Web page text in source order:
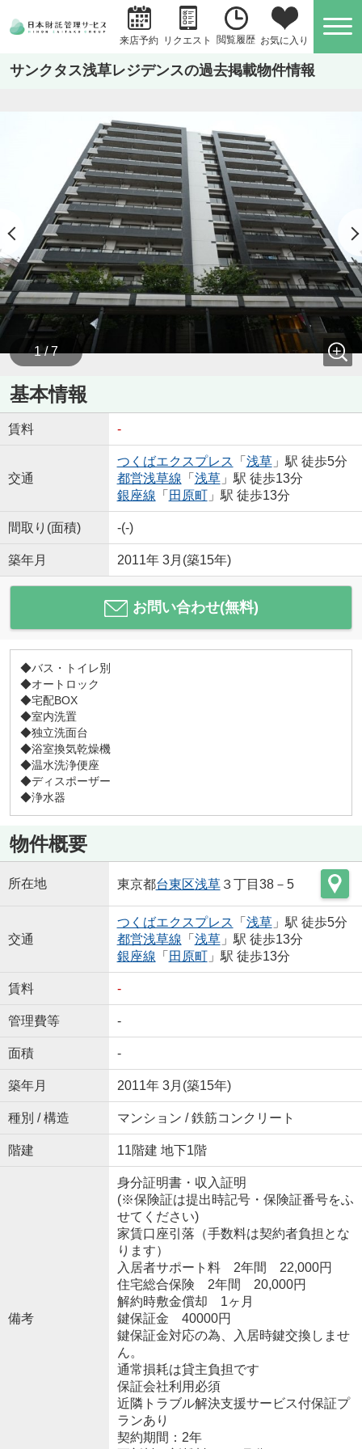
来店予約 リクエスト 閲覧履歴 お気に入り
サンクタス浅草レジデンスの過去掲載物件情報
1 / 7
基本情報
賃料 -
交通
つくばエクスプレス 「 浅草」駅 徒歩5分
都営浅草線 「 浅草」駅 徒歩13分
銀座線 「 田原町」駅 徒歩13分
間取り(面積) -(-)
築年月 2011年 3月(築15年)
お問い合わせ(無料)
◆バス・トイレ別
◆オートロック
◆宅配BOX
◆室内洗置
◆独立洗面台
◆浴室換気乾燥機
◆温水洗浄便座
◆ディスポーザー
◆浄水器
物件概要
所在地 東京都台東区浅草３丁目38－5
交通
つくばエクスプレス 「 浅草」駅 徒歩5分
都営浅草線 「 浅草」駅 徒歩13分
銀座線 「 田原町」駅 徒歩13分
賃料 -
管理費等 -
面積 -
築年月 2011年 3月(築15年)
種別 / 構造 マンション / 鉄筋コンクリート
階建 11階建 地下1階
備考
身分証明書・収入証明
(※保険証は提出時記号・保険証番号をふ
せてください)
家賃口座引落（手数料は契約者負担とな
ります）
入居者サポート料 2年間 22,000円
住宅総合保険 2年間 20,000円
解約時敷金償却 1ヶ月
鍵保証金 40000円
鍵保証金対応の為、入居時鍵交換しませ
ん。
通常損耗は貸主負担です
保証会社利用必須
近隣トラブル解決支援サービス付保証プ
ランあり
契約期間：2年